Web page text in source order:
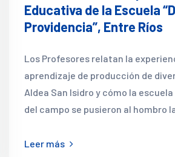
Educativa de la Escuela
Providencia”, Entre Ríos
Los Profesores relatan la
aprendizaje de producción de
Aldea San Isidro y cómo la
del campo se pusieron al hombro
Leer más